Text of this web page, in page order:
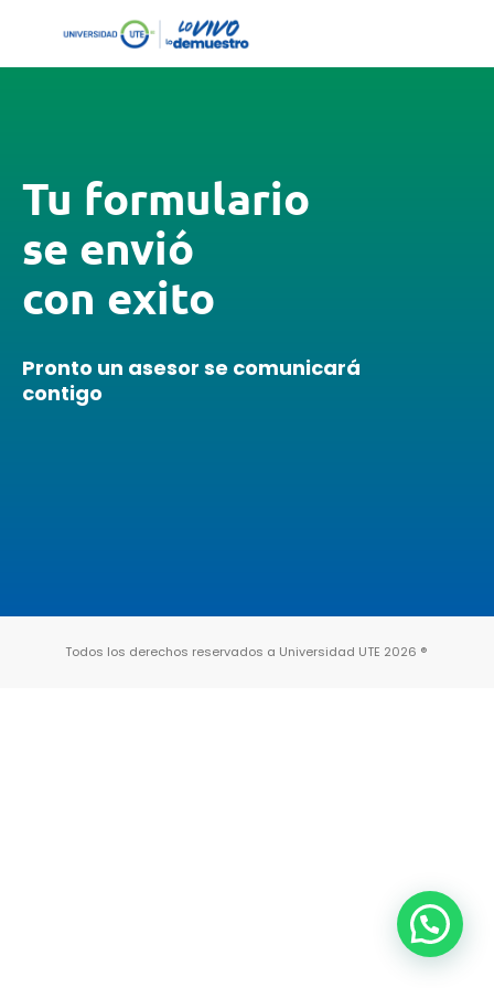
Tu formulario
se envió
con exito
Pronto un asesor se comunicará
contigo
Todos los derechos reservados a Universidad UTE 2026 ®